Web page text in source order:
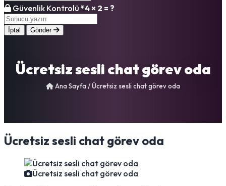
Güvenlik Kontrolü *4 × 2 = ?
İptal Gönder
Ücretsiz sesli chat görev oda
Ana Sayfa /Ücretsiz sesli chat görev oda
Ücretsiz sesli chat görev oda
Ücretsiz sesli chat görev oda